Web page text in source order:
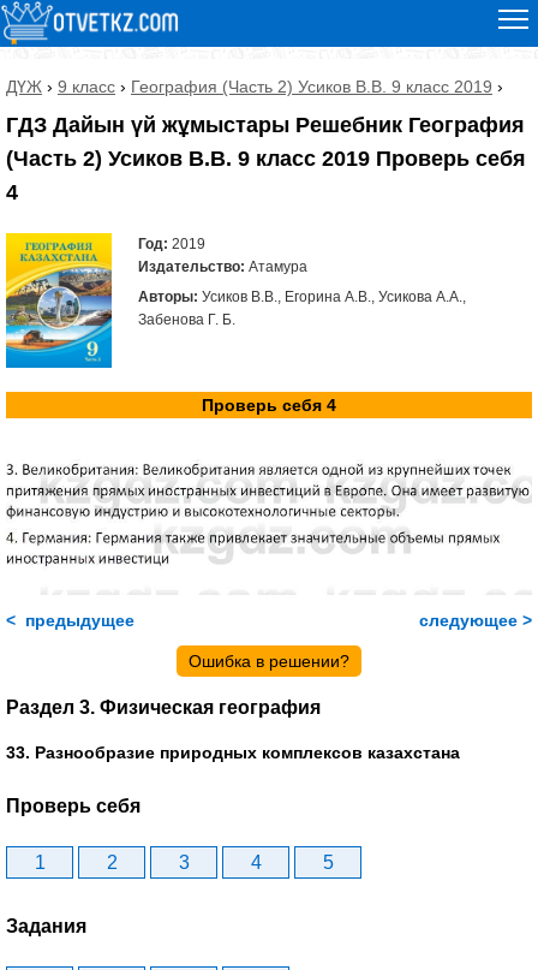
ДҮЖ › 9 класс › География (Часть 2) Усиков В.В. 9 класс 2019 ›
ГДЗ Дайын үй жұмыстары Решебник География
(Часть 2) Усиков В.В. 9 класс 2019 Проверь себя
4
Год: 2019
Издательство: Атамура
Авторы: Усиков В.В., Егорина А.В., Усикова А.А.,
Забенова Г. Б.
Проверь себя 4
< предыдущее следующее >
Ошибка в решении?
Раздел 3. Физическая география
33. Разнообразие природных комплексов казахстана
Проверь себя
1 2 3 4 5
Задания